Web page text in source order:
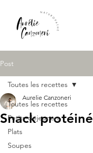
Post
Toutes les recettes
Petits-dejeuners
Plats
Soupes
Toutes les recettes
Snack protéiné
Aurelie Canzoneri